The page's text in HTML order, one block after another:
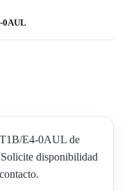
0AUL
E4-0AUL de
disponibilidad